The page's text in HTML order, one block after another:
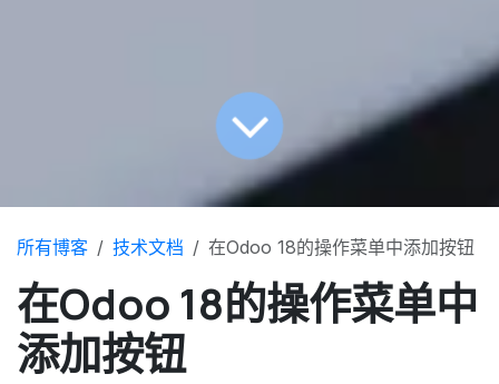
所有博客 技术文档 在Odoo 18的操作菜单中添加按钮
在Odoo 18的操作菜单中
添加按钮